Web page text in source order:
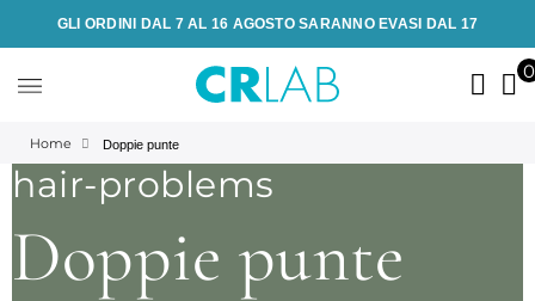
GLI ORDINI DAL 7 AL 16 AGOSTO SARANNO EVASI DAL 17
Home Doppie punte
hair-problems
Doppie punte